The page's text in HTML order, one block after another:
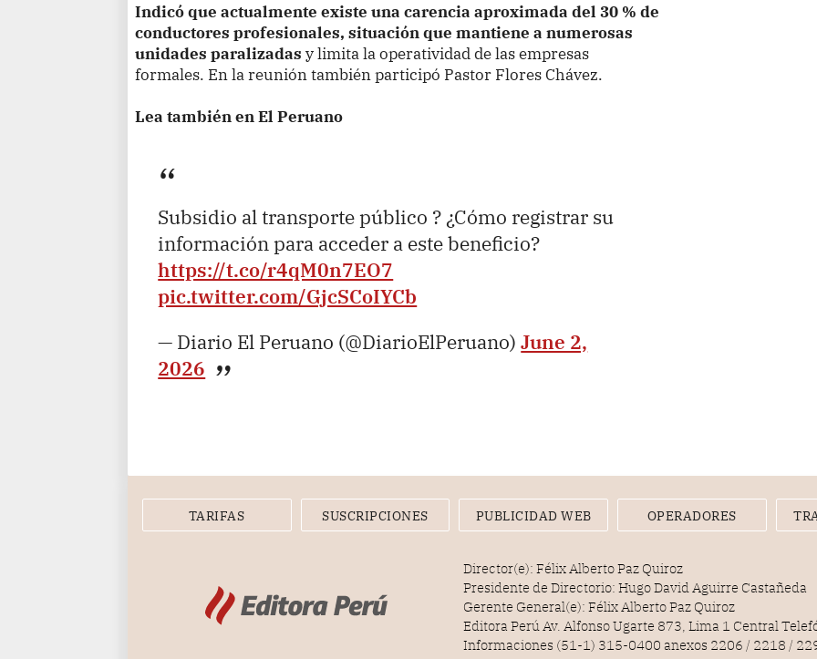
Indicó que actualmente existe una carencia aproximada del 30 % de
conductores profesionales, situación que mantiene a numerosas
unidades paralizadasy limita la operatividad de las empresas
formales. En la reunión también participó Pastor Flores Chávez.
Lea también en El Peruano
Subsidio al transporte público ? ¿Cómo registrar su
información para acceder a este beneficio?
https://t.co/r4qM0n7EO7
pic.twitter.com/GjcSCoIYCb
— Diario El Peruano (@DiarioElPeruano)June 2,
2026
TARIFAS SUSCRIPCIONES PUBLICIDAD WEB OPERADORES
Director(e): Félix Alberto Paz Quiroz
Presidente de Directorio: Hugo David Aguirre Castañeda
Gerente General(e): Félix Alberto Paz Quiroz
Editora Perú Av. Alfonso Ugarte 873, Lima 1 Central
Informaciones (51-1) 315-0400 anexos 2206 / 2218 /